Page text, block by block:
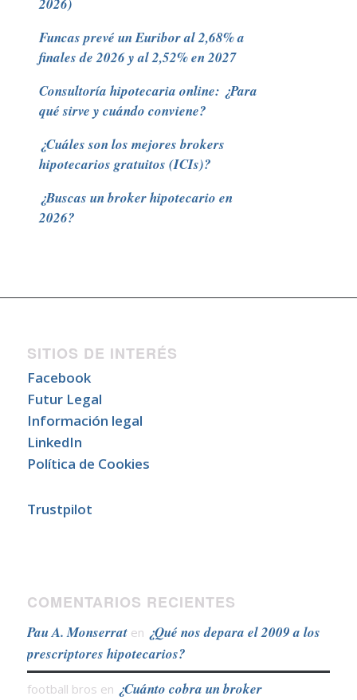
2026)
Funcas prevé un Euribor al 2,68% a
finales de 2026 y al 2,52% en 2027
Consultoría hipotecaria online: ¿Para
qué sirve y cuándo conviene?
¿Cuáles son los mejores brokers
hipotecarios gratuitos (ICIs)?
¿Buscas un broker hipotecario en
2026?
SITIOS DE INTERÉS
Facebook
Futur Legal
Información legal
LinkedIn
Política de Cookies
Trustpilot
COMENTARIOS RECIENTES
Pau A. Monserraten ¿Qué nos depara el 2009 a los
prescriptores hipotecarios?
football bros en ¿Cuánto cobra un broker